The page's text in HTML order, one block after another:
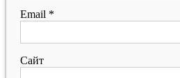
Email *
Сайт